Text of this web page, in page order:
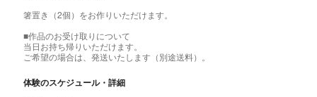
箸置き（2個）をお作りいただけます。
■作品のお受け取りについて
当日お持ち帰りいただけます。
ご希望の場合は、発送いたします（別途送料）。
体験のスケジュール・詳細